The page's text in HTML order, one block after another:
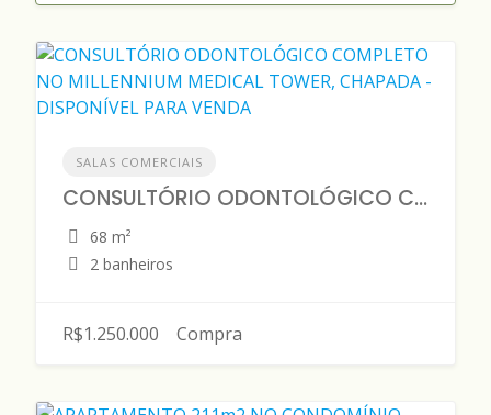
SALAS COMERCIAIS
CONSULTÓRIO ODONTOLÓGICO COMPLETO NO MILLENNIUM MEDICAL TOWER, CHAPADA - DISPONÍVEL PARA VENDA
68 m²
2 banheiros
R$1.250.000 Compra